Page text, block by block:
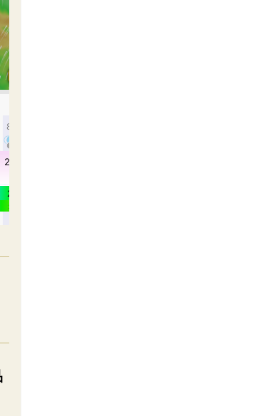
視覺預覽，完整即時空氣品質資料請開啟